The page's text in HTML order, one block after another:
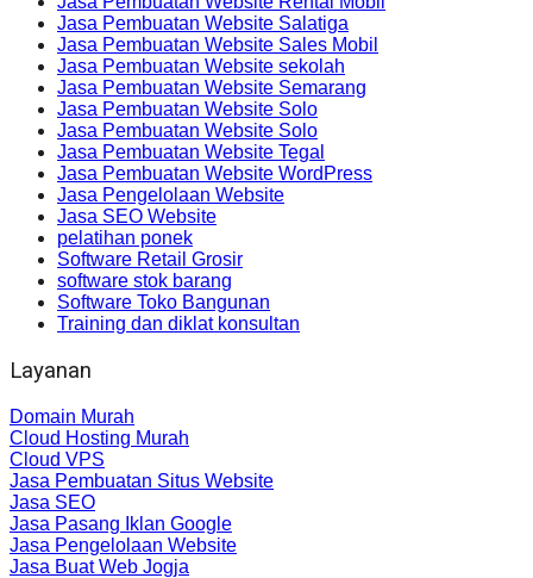
Jasa Pembuatan Website Salatiga
Jasa Pembuatan Website Sales Mobil
Jasa Pembuatan Website sekolah
Jasa Pembuatan Website Semarang
Jasa Pembuatan Website Solo
Jasa Pembuatan Website Solo
Jasa Pembuatan Website Tegal
Jasa Pembuatan Website WordPress
Jasa Pengelolaan Website
Jasa SEO Website
pelatihan ponek
Software Retail Grosir
software stok barang
Software Toko Bangunan
Training dan diklat konsultan
Layanan
Domain Murah
Cloud Hosting Murah
Cloud VPS
Jasa Pembuatan Situs Website
Jasa SEO
Jasa Pasang Iklan Google
Jasa Pengelolaan Website
Jasa Buat Web Jogja